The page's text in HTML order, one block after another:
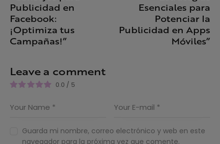
Publicidad en
Facebook:
¡Optimiza tus
Campañas!”
Esenciales para
Potenciar la
Publicidad en Apps
Móviles”
Leave a comment
0.0 / 5
Guarda mi nombre, correo electrónico y web en este
navegador para la próxima vez que comente.